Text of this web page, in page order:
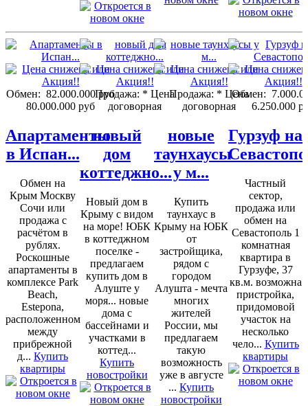
Обмен: 82.000.000 руб
80.000.000 руб
Апартаменты
в Испан...
Обмен на
Крым Москву
Сочи или
продажа с
расчётом в
рублях.
Роскошные
апартаменты в
комплексе Park
Beach,
Estepona,
расположенном
между
прибрежной
д... Купить
квартиры
Продажа: * Цена
договорная
новый
дом
коттеджно...
Новый дом в
Крыму с видом
на море! ЮБК
в коттеджном
поселке -
предлагаем
купить дом в
Алуште у
моря... новые
дома с
бассейнами и
участками в
коттед...
Купить
новостройки
Продажа: * Цена
договорная
новые
таунхаусы
у м...
Купить
таунхаус в
Крыму на ЮБК
от
застройщика,
рядом с
городом
Алушта - мечта
многих
жителей
России, мы
предлагаем
такую
возможность
уже в августе
... Купить
новостройки
Обмен:
6.250.000
Гурзуф на
Частный
сектор,
продажа или
обмен на
Севастополь 1
комнатная
квартира в
Гурзуфе, 37
кв.м. возможна
пристройка,
придомовой
участок на
несколько
чело... Купить
квартиры